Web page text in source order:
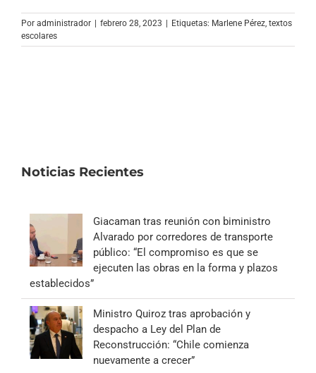
Por administrador febrero 28, 2023 Etiquetas: Marlene Pérez, textos
escolares
Noticias Recientes
Giacaman tras reunión con biministro
Alvarado por corredores de transporte
público: “El compromiso es que se
ejecuten las obras en la forma y plazos
establecidos”
Ministro Quiroz tras aprobación y
despacho a Ley del Plan de
Reconstrucción: “Chile comienza
nuevamente a crecer”